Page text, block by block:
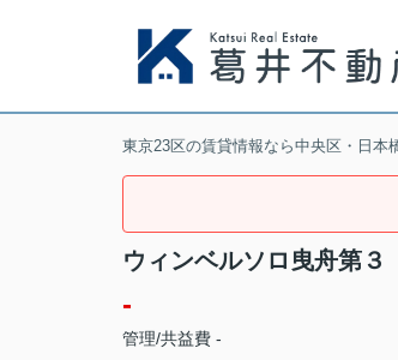
東京23区の賃貸情報なら中央区・日本
ウィンベルソロ曳舟第３
-
管理/共益費 -